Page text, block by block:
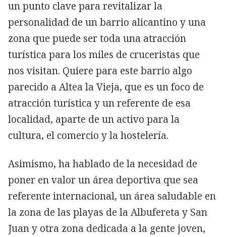
un punto clave para revitalizar la
personalidad de un barrio alicantino y una
zona que puede ser toda una atracción
turística para los miles de cruceristas que
nos visitan. Quiere para este barrio algo
parecido a Altea la Vieja, que es un foco de
atracción turística y un referente de esa
localidad, aparte de un activo para la
cultura, el comercio y la hostelería.
Asimismo, ha hablado de la necesidad de
poner en valor un área deportiva que sea
referente internacional, un área saludable en
la zona de las playas de la Albufereta y San
Juan y otra zona dedicada a la gente joven,